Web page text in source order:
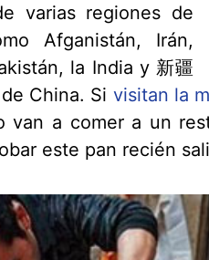
varias regiones de
Afganistán, Irán,
la India y 新疆
China. Si visitan la
van a comer a un
este pan recién